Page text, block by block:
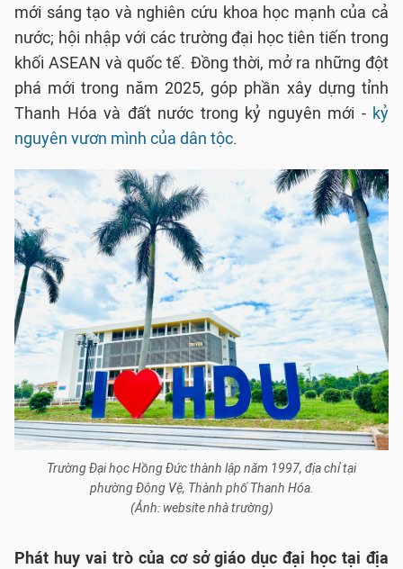
mới sáng tạo và nghiên cứu khoa học mạnh của cả
nước; hội nhập với các trường đại học tiên tiến trong
khối ASEAN và quốc tế. Đồng thời, mở ra những đột
phá mới trong năm 2025, góp phần xây dựng tỉnh
Thanh Hóa và đất nước trong kỷ nguyên mới - kỷ
nguyên vươn mình của dân tộc.
Trường Đại học Hồng Đức thành lập năm 1997, địa chỉ tại
phường Đông Vệ, Thành phố Thanh Hóa.
(Ảnh: website nhà trường)
Phát huy vai trò của cơ sở giáo dục đại học tại địa